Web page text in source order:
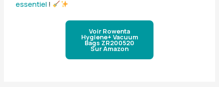
essentiel!
Voir Rowenta
Hygiene+ Vacuum
Bags ZR200520
Sur Amazon